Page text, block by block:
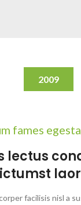
2009
fames
lectus
facilisis nisl a